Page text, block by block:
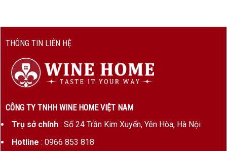
THÔNG TIN LIÊN HỆ
CÔNG TY TNHH WINE HOME VIỆT NAM
Trụ sở chính: Số 24 Trần Kim Xuyến, Yên Hòa, Hà Nội
Hotline : 0966 853 818